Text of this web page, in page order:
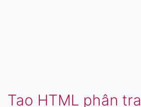
Tạo HTML phân